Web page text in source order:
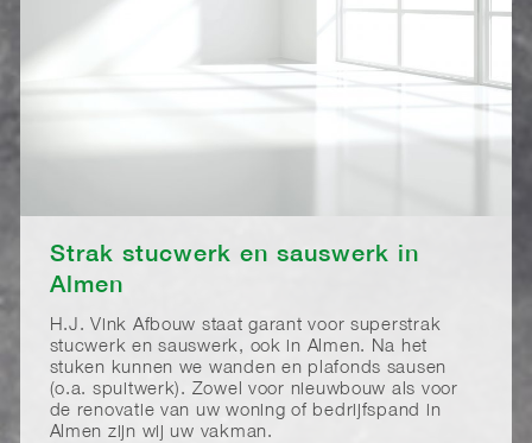
Strak stucwerk en sauswerk in
Almen
H.J. Vink Afbouw staat garant voor superstrak
stucwerk en sauswerk, ook in Almen. Na het
stuken kunnen we wanden en plafonds sausen
(o.a. spuitwerk). Zowel voor nieuwbouw als voor
de renovatie van uw woning of bedrijfspand in
Almen zijn wij uw vakman.